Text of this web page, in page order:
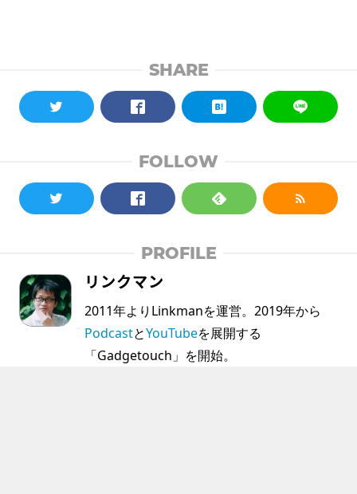
SHARE
FOLLOW
PROFILE
リンクマン
2011年よりLinkmanを運営。2019年から
PodcastとYouTubeを展開する
「Gadgetouch」を開始。